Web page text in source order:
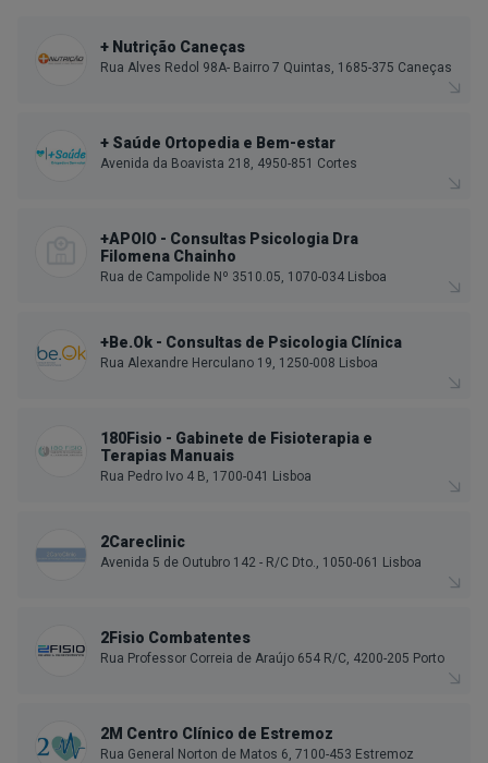
+ Nutrição Caneças
Rua Alves Redol 98A- Bairro 7 Quintas, 1685-375 Caneças
+ Saúde Ortopedia e Bem-estar
Avenida da Boavista 218, 4950-851 Cortes
+APOIO - Consultas Psicologia Dra
Filomena Chainho
Rua de Campolide Nº 3510.05, 1070-034 Lisboa
+Be.Ok - Consultas de Psicologia Clínica
Rua Alexandre Herculano 19, 1250-008 Lisboa
180Fisio - Gabinete de Fisioterapia e
Terapias Manuais
Rua Pedro Ivo 4 B, 1700-041 Lisboa
2Careclinic
Avenida 5 de Outubro 142 - R/C Dto., 1050-061 Lisboa
2Fisio Combatentes
Rua Professor Correia de Araújo 654 R/C, 4200-205 Porto
2M Centro Clínico de Estremoz
Rua General Norton de Matos 6, 7100-453 Estremoz